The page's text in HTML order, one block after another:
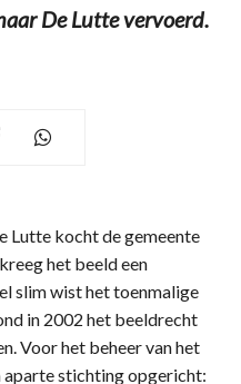
De Lutte vervoerd.
Lutte kocht de gemeente
het beeld een
slim wist het toenmalige
in 2002 het beeldrecht
Voor het beheer van het
stichting opgericht: